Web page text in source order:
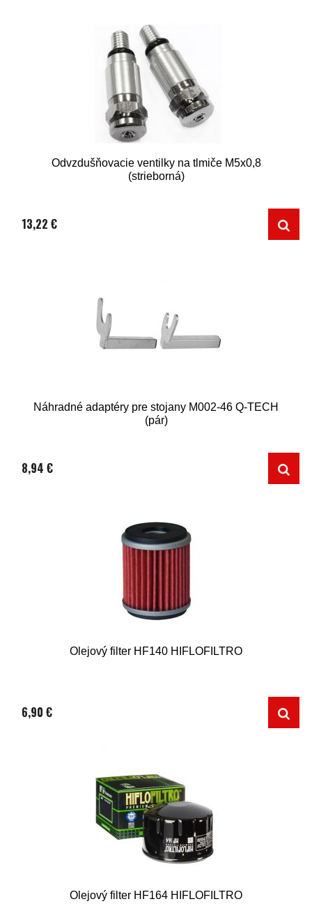
Odvzdušňovacie ventilky na tlmiče M5x0,8
(strieborná)
13,22 €
Náhradné adaptéry pre stojany M002-46 Q-TECH
(pár)
8,94 €
Olejový filter HF140 HIFLOFILTRO
6,90 €
Olejový filter HF164 HIFLOFILTRO